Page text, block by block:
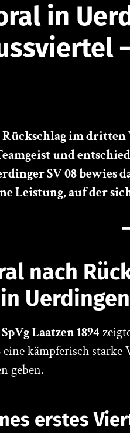
in
im dritten
und
SV 08 bewies
Leistung, auf der
nach
SpVg Laatzen 1894
eine kämpferisch starke
geben.
erstes